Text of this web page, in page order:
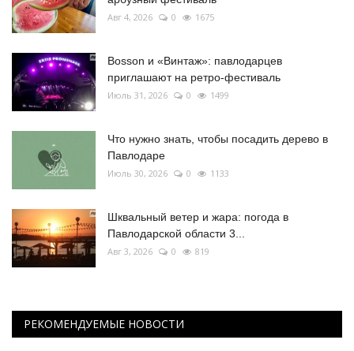
Авг 4, 2026 0 1675
Bosson и «Винтаж»: павлодарцев
приглашают на ретро-фестиваль
Июль 31, 2026 0 1499
Что нужно знать, чтобы посадить дерево в
Павлодаре
Июль 30, 2026 0 1133
Шквальный ветер и жара: погода в
Павлодарской области 3...
Авг 3, 2026 0 819
РЕКОМЕНДУЕМЫЕ НОВОСТИ